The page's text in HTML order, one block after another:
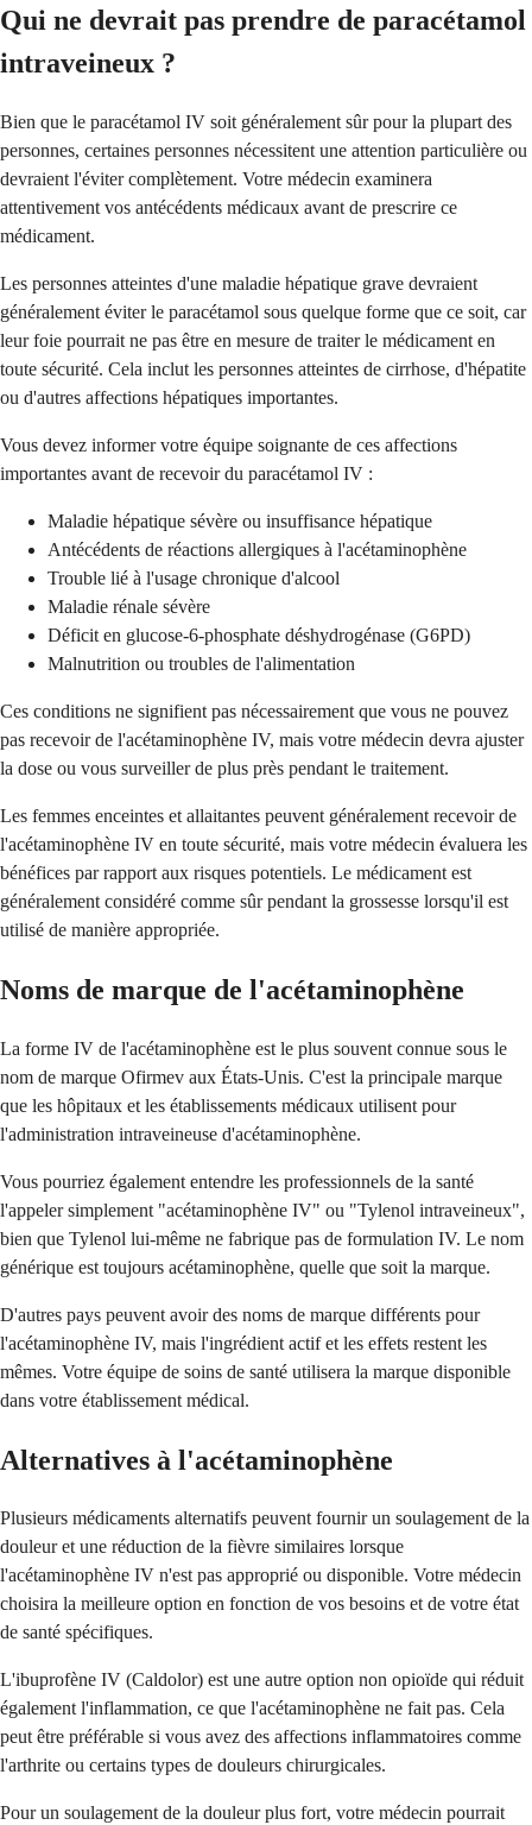
Qui ne devrait pas prendre de paracétamol
intraveineux ?
Bien que le paracétamol IV soit généralement sûr pour la plupart des
personnes, certaines personnes nécessitent une attention particulière ou
devraient l'éviter complètement. Votre médecin examinera
attentivement vos antécédents médicaux avant de prescrire ce
médicament.
Les personnes atteintes d'une maladie hépatique grave devraient
généralement éviter le paracétamol sous quelque forme que ce soit, car
leur foie pourrait ne pas être en mesure de traiter le médicament en
toute sécurité. Cela inclut les personnes atteintes de cirrhose, d'hépatite
ou d'autres affections hépatiques importantes.
Vous devez informer votre équipe soignante de ces affections
importantes avant de recevoir du paracétamol IV :
Maladie hépatique sévère ou insuffisance hépatique
Antécédents de réactions allergiques à l'acétaminophène
Trouble lié à l'usage chronique d'alcool
Maladie rénale sévère
Déficit en glucose-6-phosphate déshydrogénase (G6PD)
Malnutrition ou troubles de l'alimentation
Ces conditions ne signifient pas nécessairement que vous ne pouvez
pas recevoir de l'acétaminophène IV, mais votre médecin devra ajuster
la dose ou vous surveiller de plus près pendant le traitement.
Les femmes enceintes et allaitantes peuvent généralement recevoir de
l'acétaminophène IV en toute sécurité, mais votre médecin évaluera les
bénéfices par rapport aux risques potentiels. Le médicament est
généralement considéré comme sûr pendant la grossesse lorsqu'il est
utilisé de manière appropriée.
Noms de marque de l'acétaminophène
La forme IV de l'acétaminophène est le plus souvent connue sous le
nom de marque Ofirmev aux États-Unis. C'est la principale marque
que les hôpitaux et les établissements médicaux utilisent pour
l'administration intraveineuse d'acétaminophène.
Vous pourriez également entendre les professionnels de la santé
l'appeler simplement "acétaminophène IV" ou "Tylenol intraveineux",
bien que Tylenol lui-même ne fabrique pas de formulation IV. Le nom
générique est toujours acétaminophène, quelle que soit la marque.
D'autres pays peuvent avoir des noms de marque différents pour
l'acétaminophène IV, mais l'ingrédient actif et les effets restent les
mêmes. Votre équipe de soins de santé utilisera la marque disponible
dans votre établissement médical.
Alternatives à l'acétaminophène
Plusieurs médicaments alternatifs peuvent fournir un soulagement de la
douleur et une réduction de la fièvre similaires lorsque
l'acétaminophène IV n'est pas approprié ou disponible. Votre médecin
choisira la meilleure option en fonction de vos besoins et de votre état
de santé spécifiques.
L'ibuprofène IV (Caldolor) est une autre option non opioïde qui réduit
également l'inflammation, ce que l'acétaminophène ne fait pas. Cela
peut être préférable si vous avez des affections inflammatoires comme
l'arthrite ou certains types de douleurs chirurgicales.
Pour un soulagement de la douleur plus fort, votre médecin pourrait